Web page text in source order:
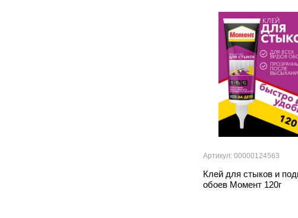
Артикул: 00000124563
Клей для стыков и
обоев Момент 120г